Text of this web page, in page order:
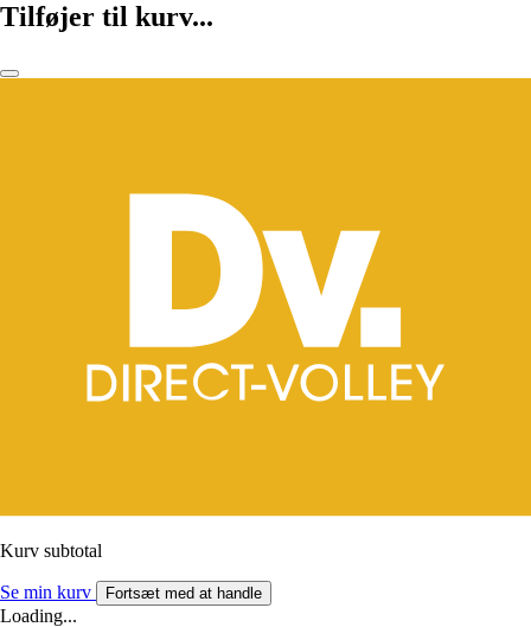
Tilføjer til kurv...
Kurv subtotal
Se min kurv Fortsæt med at handle
Loading...